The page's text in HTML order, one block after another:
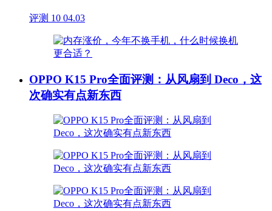
评测 10 04.03
OPPO K15 Pro全面评测：从风扇到 Deco，这
次确实有点新东西